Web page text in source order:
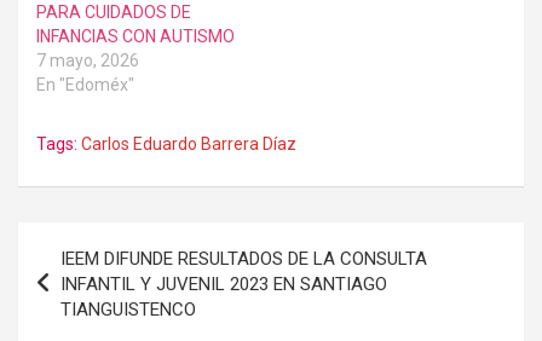
PARA CUIDADOS DE
INFANCIAS CON AUTISMO
7 mayo, 2026
En "Edoméx"
Tags: Carlos Eduardo Barrera Díaz
de
entradas
IEEM DIFUNDE RESULTADOS DE LA CONSULTA
INFANTIL Y JUVENIL 2023 EN SANTIAGO
TIANGUISTENCO